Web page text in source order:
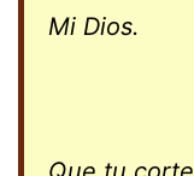
Mi Dios.